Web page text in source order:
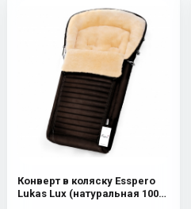
Конверт в коляску Esspero
Lukas Lux (натуральная 100%